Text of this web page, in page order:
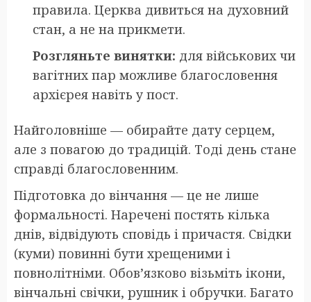
правила. Церква дивиться на духовний
стан, а не на прикмети.
Розгляньте винятки: для військових чи
вагітних пар можливе благословення
архієрея навіть у пост.
Найголовніше — обирайте дату серцем,
але з повагою до традицій. Тоді день стане
справді благословенним.
Підготовка до вінчання — це не лише
формальності. Наречені постять кілька
днів, відвідують сповідь і причастя. Свідки
(куми) повинні бути хрещеними і
повнолітніми. Обов’язково візьміть ікони,
вінчальні свічки, рушник і обручки. Багато